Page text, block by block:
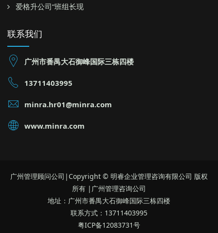
爱格升公司“班组长现
联系我们
广州市番禺大石御峰国际三栋四楼
13711403995
minra.hr01@minra.com
www.minra.com
广州管理顾问公司|Copyright © 明睿企业管理咨询有限公司 版权
所有 |广州管理咨询公司
地址：广州市番禺大石御峰国际三栋四楼
联系方式：13711403995
粤ICP备12083731号